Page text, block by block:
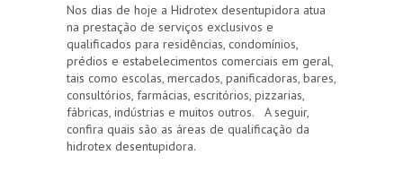
Nos dias de hoje a Hidrotex desentupidora atua
na prestação de serviços exclusivos e
qualificados para residências, condomínios,
prédios e estabelecimentos comerciais em geral,
tais como escolas, mercados, panificadoras, bares,
consultórios, farmácias, escritórios, pizzarias,
fábricas, indústrias e muitos outros. A seguir,
confira quais são as áreas de qualificação da
hidrotex desentupidora.